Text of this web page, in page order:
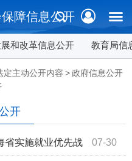
障信息公开
展和改革信息公开 教育局信
定主动公开内容 >政府信息公开
开
07-30
省实施就业优先战